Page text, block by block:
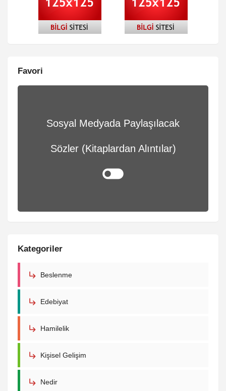
Favori
Sosyal Medyada Paylaşılacak
Sözler (Kitaplardan Alıntılar)
Kategoriler
Beslenme
Edebiyat
Hamilelik
Kişisel Gelişim
Nedir